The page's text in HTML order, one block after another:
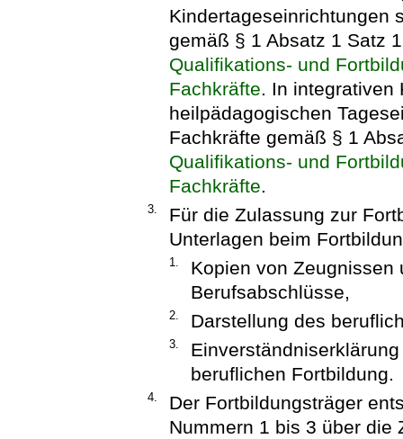
Kindertageseinrichtungen
gemäß § 1 Absatz 1 Satz
Qualifikations- und
Fachkräfte. In integrativen
heilpädagogischen
Fachkräfte gemäß § 1
Qualifikations- und
Fachkräfte.
3.
Für die Zulassung zur
Unterlagen beim
1.
Kopien von Zeugnissen
Berufsabschlüsse,
2. Darstellung des
3.
beruflichen Fortbildung.
4.
Der Fortbildungsträger
Nummern 1 bis 3 über die